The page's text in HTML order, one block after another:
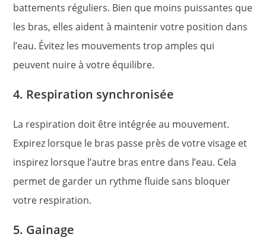
battements réguliers. Bien que moins puissantes que
les bras, elles aident à maintenir votre position dans
l’eau. Évitez les mouvements trop amples qui
peuvent nuire à votre équilibre.
4. Respiration synchronisée
La respiration doit être intégrée au mouvement.
Expirez lorsque le bras passe près de votre visage et
inspirez lorsque l’autre bras entre dans l’eau. Cela
permet de garder un rythme fluide sans bloquer
votre respiration.
5. Gainage